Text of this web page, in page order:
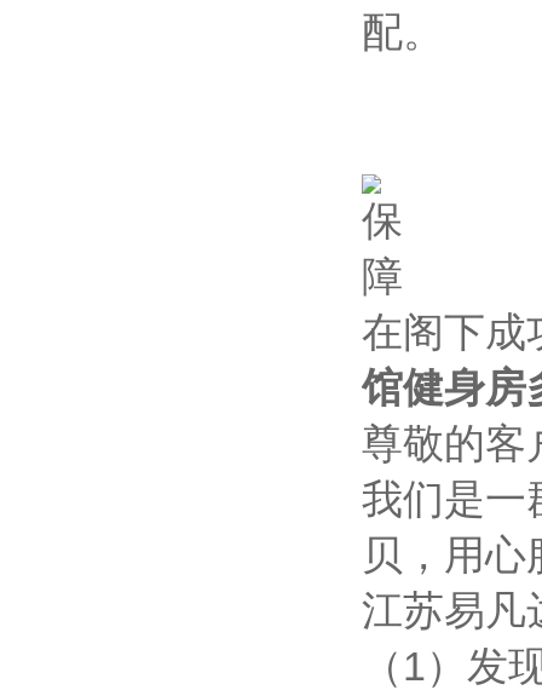
配。
在阁下成
馆健身房
尊敬的客
我们是一
贝，用
江苏易凡
（1）发